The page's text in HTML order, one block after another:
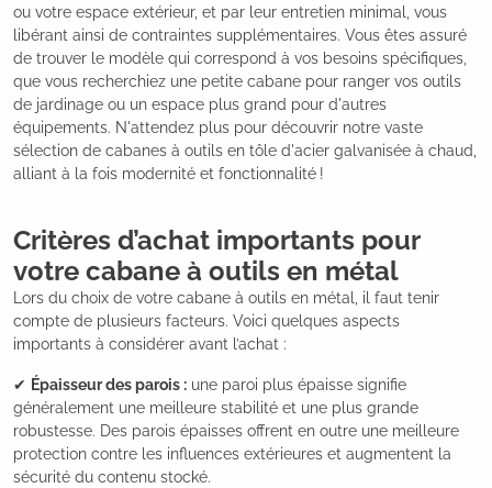
ou votre espace extérieur, et par leur entretien minimal, vous
libérant ainsi de contraintes supplémentaires. Vous êtes assuré
de trouver le modèle qui correspond à vos besoins spécifiques,
que vous recherchiez une petite cabane pour ranger vos outils
de jardinage ou un espace plus grand pour d'autres
équipements. N'attendez plus pour découvrir notre vaste
sélection de cabanes à outils en tôle d'acier galvanisée à chaud,
alliant à la fois modernité et fonctionnalité !
Critères d’achat importants pour
votre cabane à outils en métal
Lors du choix de votre cabane à outils en métal, il faut tenir
compte de plusieurs facteurs. Voici quelques aspects
importants à considérer avant l’achat :
✔ Épaisseur des parois : une paroi plus épaisse signifie
généralement une meilleure stabilité et une plus grande
robustesse. Des parois épaisses offrent en outre une meilleure
protection contre les influences extérieures et augmentent la
sécurité du contenu stocké.